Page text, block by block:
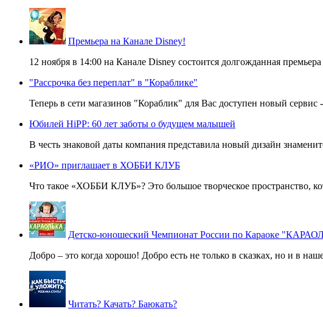
Премьера на Канале Disney!
12 ноября в 14:00 на Канале Disney состоится долгожданная
"Рассрочка без переплат" в "Кораблике"
Теперь в сети магазинов "Кораблик" для Вас доступен новый
Юбилей HiPP: 60 лет заботы о будущем малышей
В честь знаковой даты компания представила новый дизайн
«РИО» приглашает в ХОББИ КЛУБ
Что такое «ХОББИ КЛУБ»? Это большое творческое пространство,
Детско-юношеский Чемпионат России по Караоке
Добро – это когда хорошо! Добро есть не только в сказках, но и в
Читать? Качать? Баюкать?